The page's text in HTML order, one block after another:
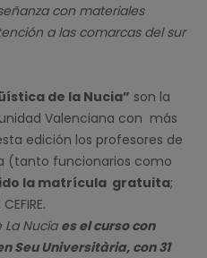
con materiales
a las comarcas del sur
de la Nucia” son la
Valenciana con más
edición los profesores de
(tanto funcionarios como
la matrícula gratuita;
La Nucía es el curso con
Seu Universitària, con 31